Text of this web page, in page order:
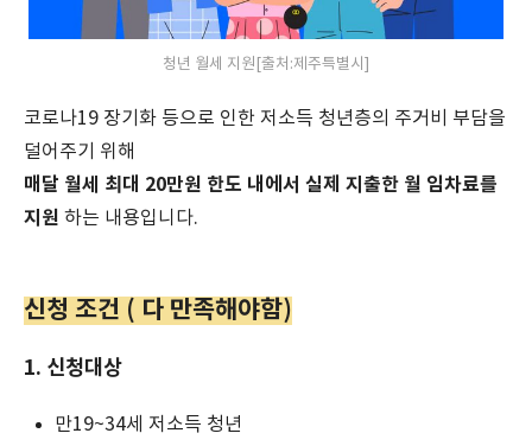
청년 월세 지원[출처:제주특별시]
코로나19 장기화 등으로 인한 저소득 청년층의 주거비 부담을
덜어주기 위해
매달 월세 최대 20만원 한도 내에서 실제 지출한 월 임차료를
지원 하는 내용입니다.
신청 조건 ( 다 만족해야함)
1. 신청대상
만19~34세 저소득 청년